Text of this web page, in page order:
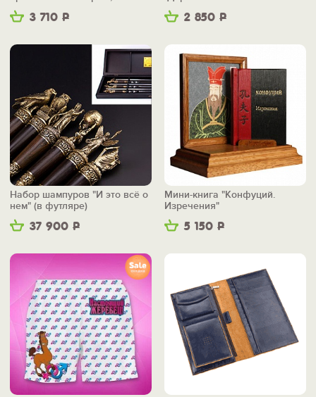
3 710 Р
заряжаю"
2 850 Р
37 900 Р
Набор шампуров "И это всё о
нем" (в футляре)
5 150 Р
Мини-книга "Конфуций.
Изречения"